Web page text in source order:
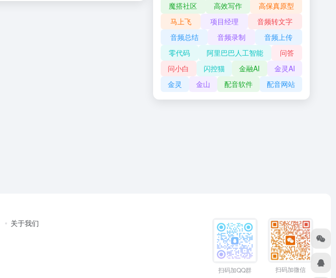
魔搭社区 高效写作
高保真原型
马上飞
项目经理
音频转文字
音频总结
音频录制
音频上传
零代码
阿里巴巴人工智能
问答
问小白
闪控猫 金融AI
金灵AI
金灵
金山 配音软件 配音网站
关于我们
扫码加QQ群 扫码加微信